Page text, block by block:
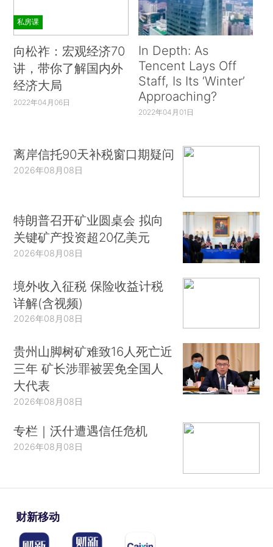
私房课
向松祚：宏观经济70
讲，带你了解国内外
经济大局
2022年04月06日
In Depth: As
Tencent Lays Off
Staff, Is Its ‘Winter’
Approaching?
2022年04月01日
离岸信托90天补税窗口期疑问
2026年08月08日
特朗普召开矿业圆桌会 拟向
关键矿产投资超20亿美元
2026年08月08日
境外收入征税 保险收益计税
详解(含视频)
2026年08月08日
贵州山脚树矿难致16人死亡近
三年 矿长涉罪被罢免全国人
大代表
2026年08月08日
专栏｜沃什遭遇信任危机
2026年08月08日
财新移动